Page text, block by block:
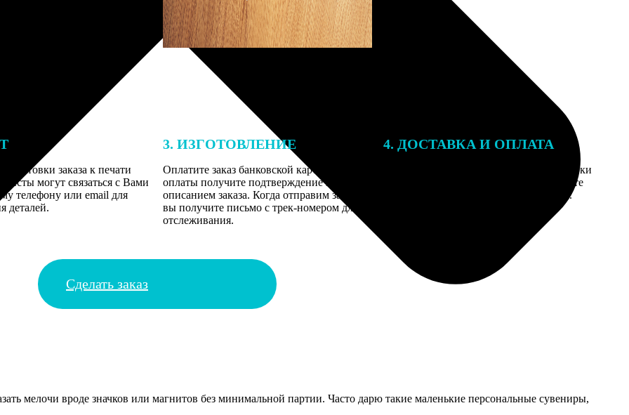
заказа к печати
могут связаться с Вами
телефону или email для
деталей.
3. ИЗГОТОВЛЕНИЕ
Оплатите заказ банковской картой. После
оплаты получите подтверждение на email с
описанием заказа. Когда отправим заказ
вы получите письмо с трек-номером для
отслеживания.
4. ДОСТАВКА И ОПЛАТА
Введите адрес и выберите способ доставки
заказа. Если у вас есть промокод, введите
его в специальное поле для промокода.
Сделать заказ
мелочи вроде значков или магнитов без минимальной партии. Часто дарю такие маленькие персональные сувениры,